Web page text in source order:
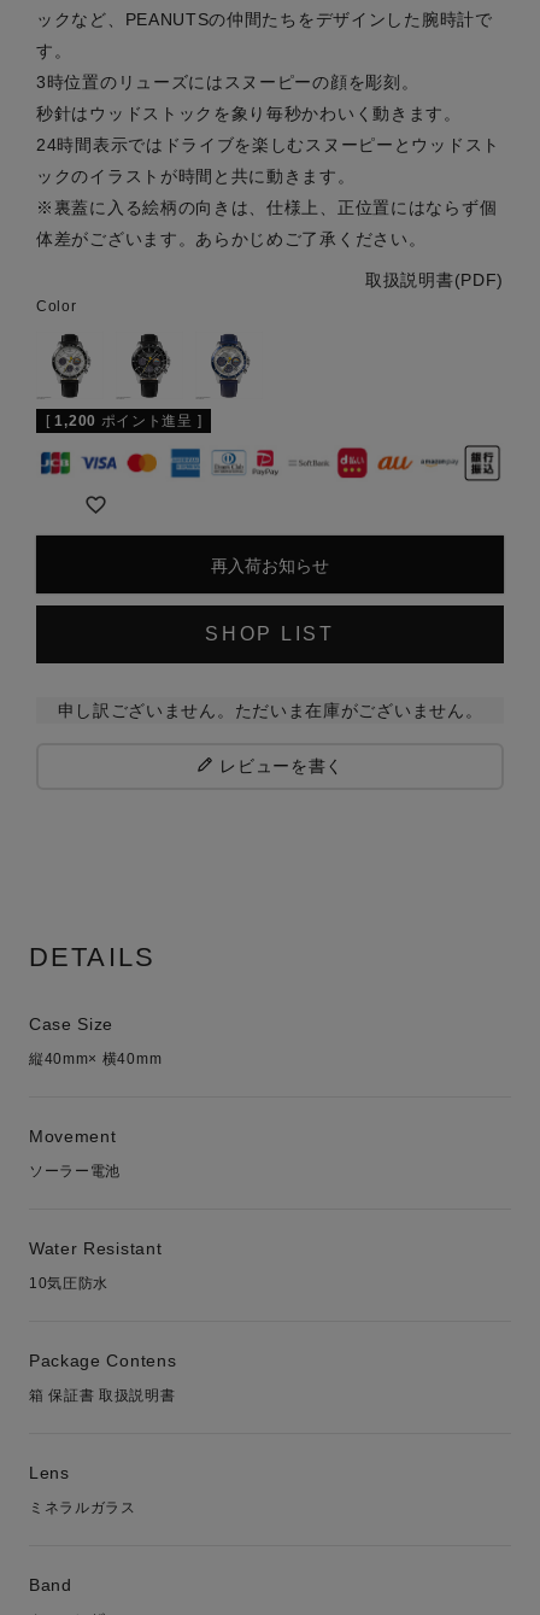
ックなど、PEANUTSの仲間たちをデザインした腕時計で
す。
3時位置のリューズにはスヌーピーの顔を彫刻。
秒針はウッドストックを象り毎秒かわいく動きます。
24時間表示ではドライブを楽しむスヌーピーとウッドスト
ックのイラストが時間と共に動きます。
※裏蓋に入る絵柄の向きは、仕様上、正位置にはならず個
体差がございます。あらかじめご了承ください。
取扱説明書(PDF)
Color
[ 1,200 ポイント進呈 ]
再入荷お知らせ
SHOP LIST
申し訳ございません。ただいま在庫がございません。
レビューを書く
DETAILS
Case Size
縦40mm× 横40mm
Movement
ソーラー電池
Water Resistant
10気圧防水
Package Contens
箱 保証書 取扱説明書
Lens
ミネラルガラス
Band